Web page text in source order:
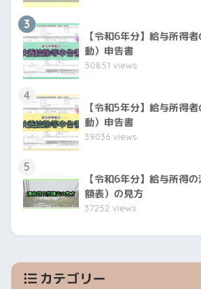
3
【令和6年分】給与所得
動）申告書
50851 views
4
【令和5年分】給与所得
動）申告書
39036 views
5
【令和6年分】給与所得
額表）の見方
37252 views
カテゴリー